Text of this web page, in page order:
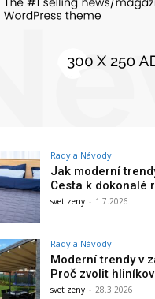
Rady a Návody
Jak moderní
Cesta k dokonalé
svet zeny - 1.7.2026
Rady a Návody
Moderní trendy v
Proč zvolit
svet zeny - 28.3.2026